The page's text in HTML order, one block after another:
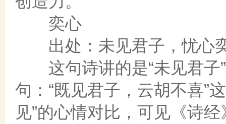
奕心
出处：未见君子，忧心
这句诗讲的是“未见君子”
句：“既见君子，云胡不喜”
见”的心情对比，可见《诗